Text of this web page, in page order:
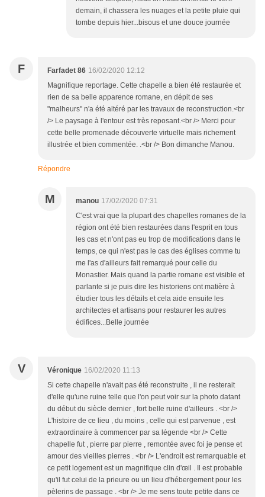
demain, il chassera les nuages et la petite pluie qui
tombe depuis hier...bisous et une douce journée
F Farfadet 86 16/02/2020 12:12
Magnifique reportage. Cette chapelle a bien été restaurée et
rien de sa belle apparence romane, en dépit de ses
"malheurs" n'a été altéré par les travaux de reconstruction.<br
/> Le paysage à l'entour est très reposant.<br /> Merci pour
cette belle promenade découverte virtuelle mais richement
illustrée et bien commentée. .<br /> Bon dimanche Manou.
Répondre
M manou 17/02/2020 07:31
C'est vrai que la plupart des chapelles romanes de la
région ont été bien restaurées dans l'esprit en tous
les cas et n'ont pas eu trop de modifications dans le
temps, ce qui n'est pas le cas des églises comme tu
me l'as d'ailleurs fait remarqué pour celle du
Monastier. Mais quand la partie romane est visible et
parlante si je puis dire les historiens ont matière à
étudier tous les détails et cela aide ensuite les
architectes et artisans pour restaurer les autres
édifices...Belle journée
V Véronique 16/02/2020 11:13
Si cette chapelle n'avait pas été reconstruite , il ne resterait
d'elle qu'une ruine telle que l'on peut voir sur la photo datant
du début du siècle dernier , fort belle ruine d'ailleurs . <br />
L'histoire de ce lieu , du moins , celle qui est parvenue , est
extraordinaire à commencer par sa légende <br /> Cette
chapelle fut , pierre par pierre , remontée avec foi je pense et
amour des vieilles pierres . <br /> L'endroit est remarquable et
ce petit logement est un magnifique clin d'œil . Il est probable
qu'il fut celui de la prieure ou un lieu d'hébergement pour les
pèlerins de passage . <br /> Je me sens toute petite dans ce